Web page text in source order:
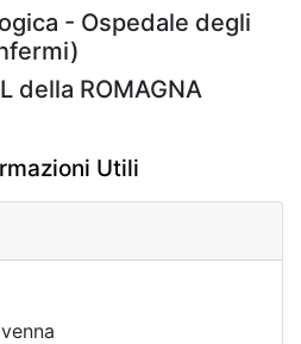
- Ospedale degli
della ROMAGNA
Utili